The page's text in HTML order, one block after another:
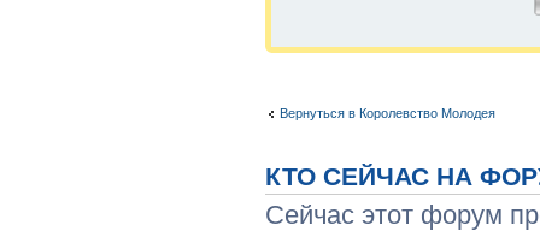
Вернуться в Королевство Молодея
КТО СЕЙЧАС НА
Сейчас этот форум